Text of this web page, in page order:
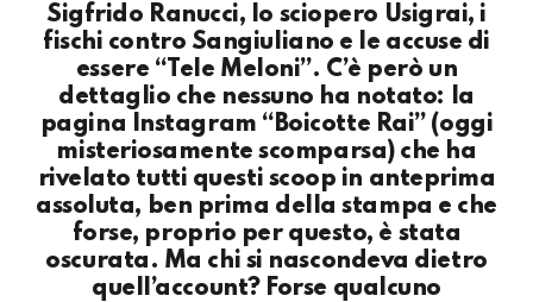
Sigfrido Ranucci, lo sciopero Usigrai, i
fischi contro Sangiuliano e le accuse di
essere “Tele Meloni”. C’è però un
dettaglio che nessuno ha notato: la
pagina Instagram “Boicotte Rai” (oggi
misteriosamente scomparsa) che ha
rivelato tutti questi scoop in anteprima
assoluta, ben prima della stampa e che
forse, proprio per questo, è stata
oscurata. Ma chi si nascondeva dietro
quell’account? Forse qualcuno